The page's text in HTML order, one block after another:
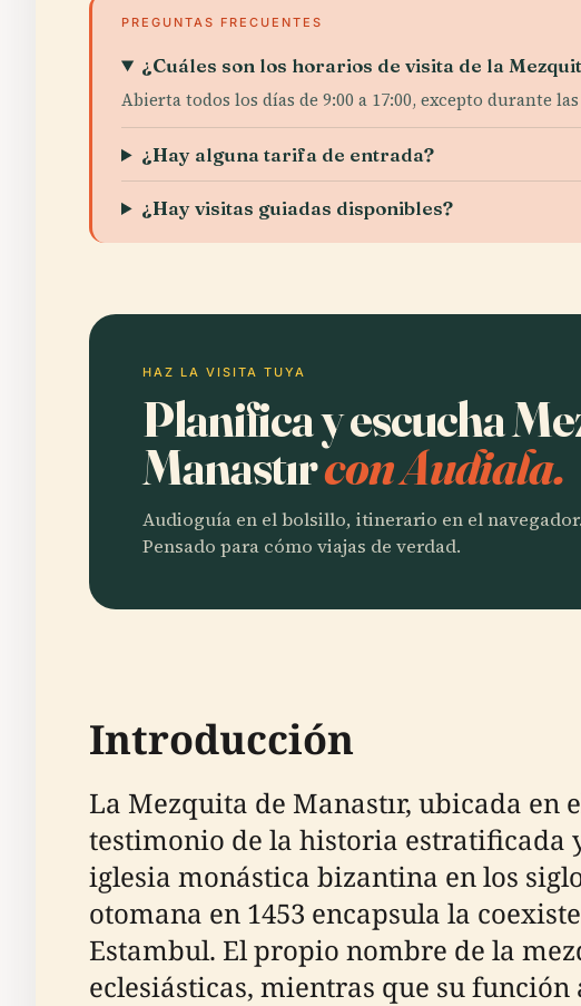
PREGUNTAS FRECUENTES
¿Cuáles son los horarios de visita de la
Abierta todos los días de 9:00 a 17:00, excepto durante
¿Hay alguna tarifa de entrada?
¿Hay visitas guiadas disponibles?
HAZ LA VISITA TUYA
Planifica y escucha
Manastırcon Audiala.
Audioguía en el bolsillo, itinerario en el navegador.
Pensado para cómo viajas de verdad.
Introducción
La Mezquita de Manastır, ubicada
testimonio de la historia estratificada
iglesia monástica bizantina en los
otomana en 1453 encapsula la
Estambul. El propio nombre de la
eclesiásticas, mientras que su